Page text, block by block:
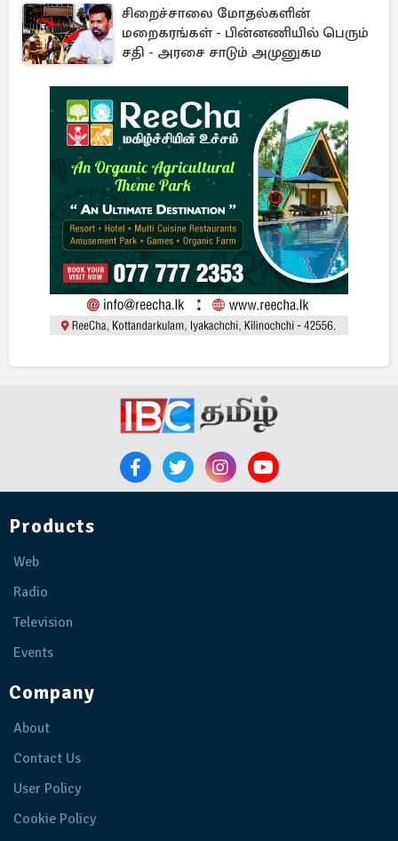
சிறைச்சாலை மோதல்களின்
மறைகரங்கள் - பின்னணியில் பெரும்
சதி - அரசை சாடும் அமுனுகம
Products
Web
Radio
Television
Events
Company
About
Contact Us
User Policy
Cookie Policy